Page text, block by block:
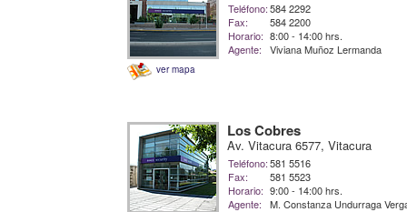
ver mapa
Teléfono:584 2292
Fax:
584 2200
Horario: 8:00 - 14:00 hrs.
Agente:
Viviana Muñoz Lermanda
Los Cobres
Av. Vitacura 6577, Vitacura
Teléfono:581 5516
Fax:
581 5523
Horario: 9:00 - 14:00 hrs.
Agente:
M. Constanza Undurraga